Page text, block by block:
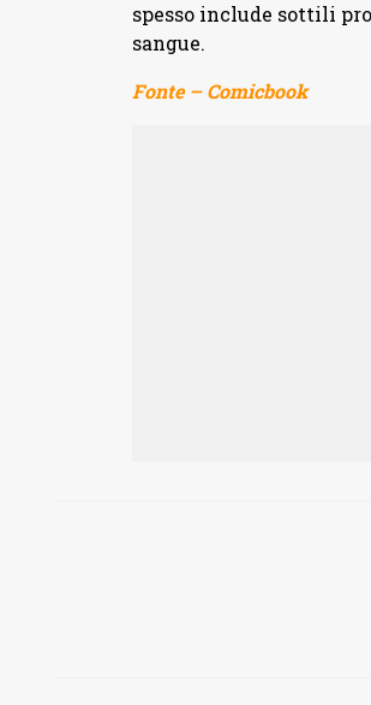
spesso include sottili
sangue.
Fonte – Comicbook